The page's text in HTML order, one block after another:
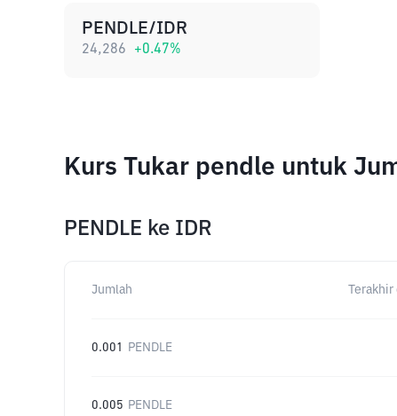
PENDLE/IDR
24,286 +0.47%
Kurs Tukar pendle untuk
PENDLE ke IDR
Jumlah
0.001 PENDLE
0.005 PENDLE